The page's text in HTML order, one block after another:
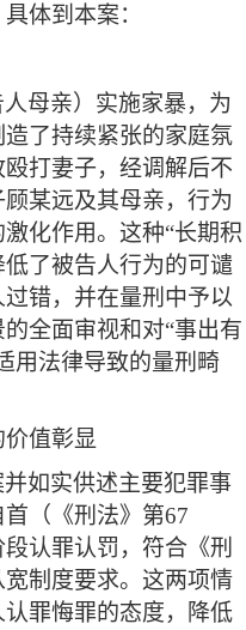
体到本案：
母亲）实施家暴，为
了持续紧张的家庭氛
打妻子，经调解后不
某远及其母亲，行为
化作用。这种“长期积
了被告人行为的可谴
错，并在量刑中予以
全面审视和对“事出有
用法律导致的量刑畸
值彰显
如实供述主要犯罪事
（《刑法》第67
认罪认罚，符合《刑
制度要求。这两项情
罪悔罪的态度，降低